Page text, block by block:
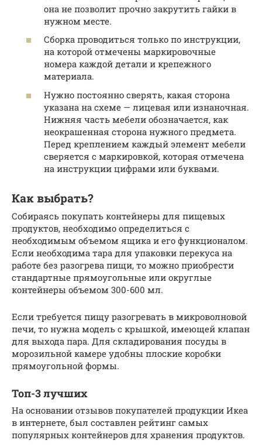
она не позволит прочно закрутить гайки в
нужном месте.
Сборка проводиться только по инструкции,
на которой отмечены маркировочные
номера каждой детали и крепежного
материала.
Нужно постоянно сверять, какая сторона
указана на схеме — лицевая или изнаночная.
Нижняя часть мебели обозначается, как
неокрашенная сторона нужного предмета.
Перед креплением каждый элемент мебели
сверяется с маркировкой, которая отмечена
на инструкции цифрами или буквами.
Как выбрать?
Собираясь покупать контейнеры для пищевых
продуктов, необходимо определиться с
необходимым объемом ящика и его функционалом.
Если необходима тара для упаковки перекуса на
работе без разогрева пищи, то можно приобрести
стандартные прямоугольные или округлые
контейнеры объемом 300-600 мл.
Если требуется пищу разогревать в микроволновой
печи, то нужна модель с крышкой, имеющей клапан
для выхода пара. Для складирования посуды в
морозильной камере удобны плоские коробки
прямоугольной формы.
Топ-3 лучших
На основании отзывов покупателей продукции Икеа
в интернете, был составлен рейтинг самых
популярных контейнеров для хранения продуктов.